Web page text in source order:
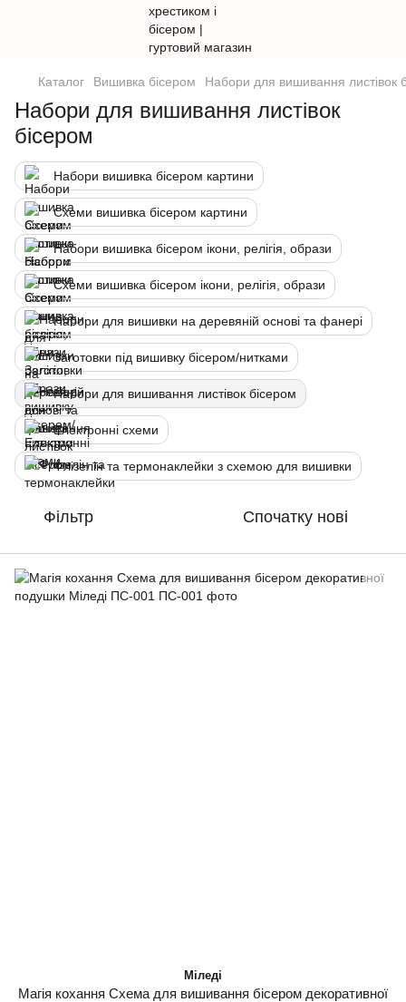
Каталог Вишивка бісером Набори для вишивання листівок
Набори для вишивання листівок
бісером
Набори вишивка бісером картини
Схеми вишивка бісером картини
Набори вишивка бісером ікони, релігія, образи
Схеми вишивка бісером ікони, релігія, образи
Набори для вишивки на деревяній основі та фанері
Заготовки під вишивку бісером/нитками
Набори для вишивання листівок бісером
Електронні схеми
Флізелін та термонаклейки з схемою для вишивки
Фільтр Спочатку нові
Міледі
Магія кохання Схема для вишивання бісером декоративної